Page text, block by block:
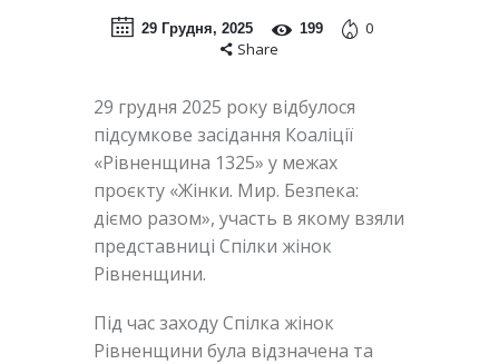
29 Грудня, 2025 199
0
Share
29 грудня 2025 року відбулося
підсумкове засідання Коаліції
«Рівненщина 1325» у межах
проєкту «Жінки. Мир. Безпека:
діємо разом», участь в якому взяли
представниці Спілки жінок
Рівненщини.
Під час заходу Спілка жінок
Рівненщини була відзначена та